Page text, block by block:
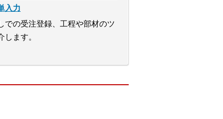
入力
での受注登録、工程や部材のツ
します。